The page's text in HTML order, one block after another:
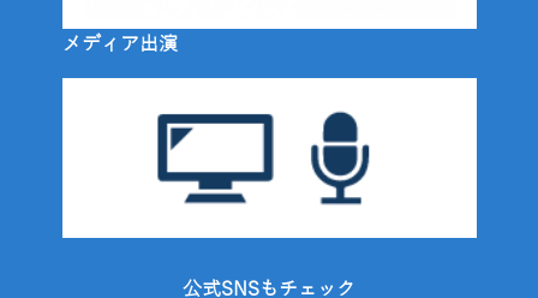
メディア出演
公式SNSもチェック